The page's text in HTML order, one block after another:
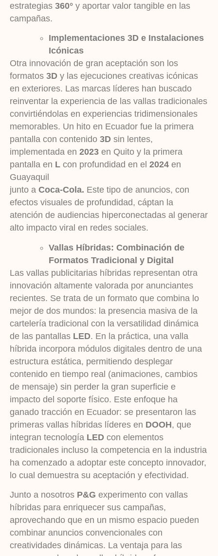
estrategias 360° y aportar valor tangible en las
campañas.
Implementaciones 3D e Instalaciones
Icónicas
Otra innovación de gran aceptación son los
formatos 3D y las ejecuciones creativas icónicas
en exteriores. Las marcas líderes han buscado
reinventar la experiencia de las vallas tradicionales
convirtiéndolas en experiencias tridimensionales
memorables. Un hito en Ecuador fue la primera
pantalla con contenido 3D sin lentes,
implementada en 2023 en Quito y la primera
pantalla en L con profundidad en el 2024 en
Guayaquil
junto a Coca-Cola. Este tipo de anuncios, con
efectos visuales de profundidad, cáptan la
atención de audiencias hiperconectadas al generar
alto impacto viral en redes sociales.
Vallas Híbridas: Combinación de
Formatos Tradicional y Digital
Las vallas publicitarias híbridas representan otra
innovación altamente valorada por anunciantes
recientes. Se trata de un formato que combina lo
mejor de dos mundos: la presencia masiva de la
cartelería tradicional con la versatilidad dinámica
de las pantallas LED. En la práctica, una valla
híbrida incorpora módulos digitales dentro de una
estructura estática, permitiendo desplegar
contenido en tiempo real (animaciones, cambios
de mensaje) sin perder la gran superficie e
impacto del soporte físico. Este enfoque ha
ganado tracción en Ecuador: se presentaron las
primeras vallas híbridas líderes en DOOH, que
integran tecnología LED con elementos
tradicionales incluso la competencia en la industria
ha comenzado a adoptar este concepto innovador,
lo cual demuestra su aceptación y efectividad.
Junto a nosotros P&G experimento con vallas
híbridas para enriquecer sus campañas,
aprovechando que en un mismo espacio pueden
combinar anuncios convencionales con
creatividades dinámicas. La ventaja para las